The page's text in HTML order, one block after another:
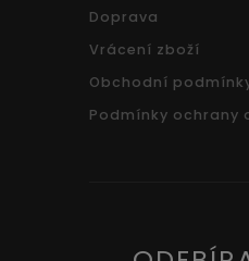
Doprava
Vrácení zboží
Obchodní
Podmínky ochrany